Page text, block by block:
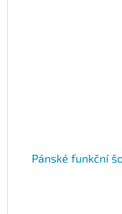
Pánské funkční